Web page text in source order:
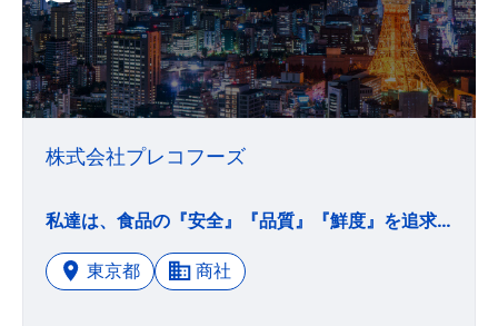
株式会社プレコフーズ
私達は、食品の『安全』『品質』『鮮度』を追求し、食の楽しみと笑顔を創造します お客様の笑顔を創造する 私達は、"新鮮食材のスペシャリスト"として、『安全』『品質』『鮮度』の高い食品を笑顔と共にお届けいたします 食の楽しみを守り、食の楽しみを提案することを目的とします お客様第一を心がけ、飲食店発展の良きパートナーとなり、お客様の笑顔を創造する企業を目指します 社員の笑顔を創造する プレコフーズは、社員が真の幸せと生き甲斐を求める場として存在します 社員個人の夢を実現し、家庭がより豊かになり、社員の笑顔を創造する企業を目指します 社会の笑顔を創造する 私達は、利益を出し社会に還元するとともに、食文化を通じて社会の発展に貢献します プレコフーズに関係するすべての方々と社会の笑顔を創造する企業を目指します
東京都
商社